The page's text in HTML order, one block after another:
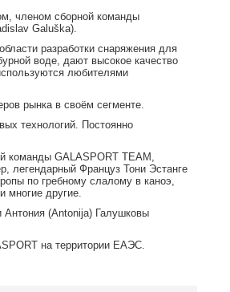
членом сборной команды
Galuška).
разработки снаряжения для
воде, дают высокое качество
любителями
рынка в своём сегменте.
технологий. Постоянно
команды GALASPORT TEAM,
легендарный Француз Тони Эстанге
по гребному слалому в каноэ,
многие другие.
(Antonija) Галушковы
на территории ЕАЭС.